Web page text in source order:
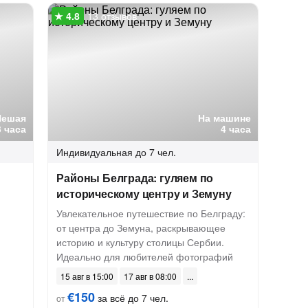
часа
На машине
4 часа
13 отзывов
Индивидуальная до 7 чел.
Районы Белграда: гуляем по
историческому центру и Земуну
Увлекательное путешествие по Белграду:
от центра до Земуна, раскрывающее
историю и культуру столицы Сербии.
Идеально для любителей фотографий
15 авг в 15:00
17 авг в 08:00
от€150 за всё до 7 чел.